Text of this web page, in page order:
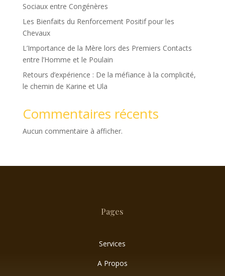
Sociaux entre Congénères
Les Bienfaits du Renforcement Positif pour les
Chevaux
L’Importance de la Mère lors des Premiers Contacts
entre l’Homme et le Poulain
Retours d’expérience : De la méfiance à la complicité,
le chemin de Karine et Ula
Commentaires récents
Aucun commentaire à afficher.
Pages
Services
A Propos